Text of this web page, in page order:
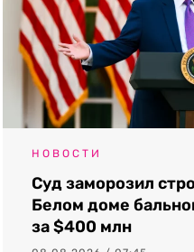
НОВОСТИ
Суд заморозил
Белом доме
за $400 млн